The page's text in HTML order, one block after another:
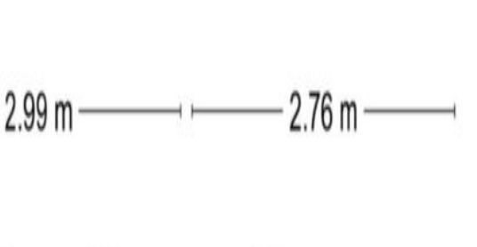
de opstelling van de CV-ketel (Nefit, 2024). De slaapkamer op deze
staat een dakkapel over nagenoeg de volledige breedte van de woning.